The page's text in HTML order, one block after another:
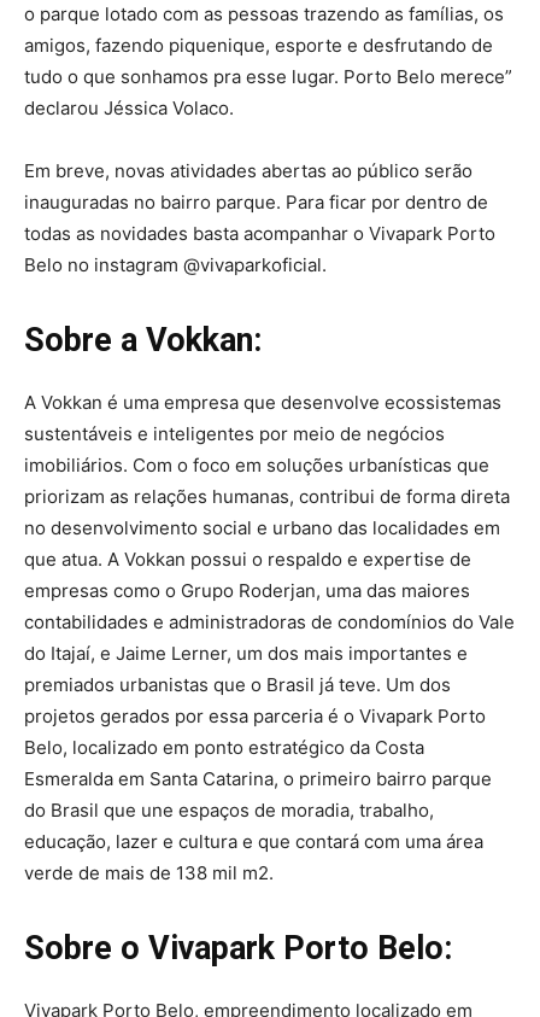
o parque lotado com as pessoas trazendo as famílias, os
amigos, fazendo piquenique, esporte e desfrutando de
tudo o que sonhamos pra esse lugar. Porto Belo merece”
declarou Jéssica Volaco.
Em breve, novas atividades abertas ao público serão
inauguradas no bairro parque. Para ficar por dentro de
todas as novidades basta acompanhar o Vivapark Porto
Belo no instagram @vivaparkoficial.
Sobre a Vokkan:
A Vokkan é uma empresa que desenvolve ecossistemas
sustentáveis e inteligentes por meio de negócios
imobiliários. Com o foco em soluções urbanísticas que
priorizam as relações humanas, contribui de forma direta
no desenvolvimento social e urbano das localidades em
que atua. A Vokkan possui o respaldo e expertise de
empresas como o Grupo Roderjan, uma das maiores
contabilidades e administradoras de condomínios do Vale
do Itajaí, e Jaime Lerner, um dos mais importantes e
premiados urbanistas que o Brasil já teve. Um dos
projetos gerados por essa parceria é o Vivapark Porto
Belo, localizado em ponto estratégico da Costa
Esmeralda em Santa Catarina, o primeiro bairro parque
do Brasil que une espaços de moradia, trabalho,
educação, lazer e cultura e que contará com uma área
verde de mais de 138 mil m2.
Sobre o Vivapark Porto Belo:
Vivapark Porto Belo, empreendimento localizado em